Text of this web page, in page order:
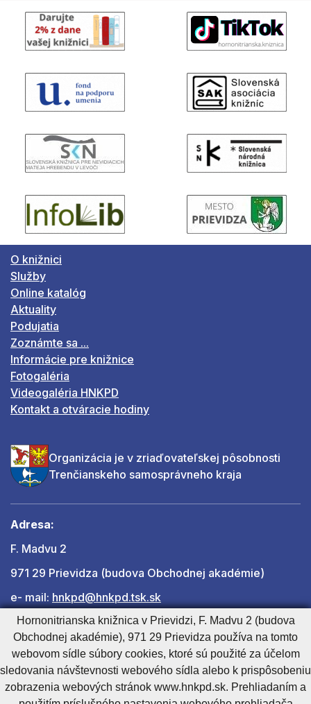
O knižnici
Služby
Online katalóg
Aktuality
Podujatia
Zoznámte sa ...
Informácie pre knižnice
Fotogaléria
Videogaléria HNKPD
Kontakt a otváracie hodiny
Organizácia je v zriaďovateľskej pôsobnosti
Trenčianskeho samosprávneho kraja
Adresa:
F. Madvu 2
971 29 Prievidza (budova Obchodnej akadémie)
e- mail: hnkpd@hnkpd.tsk.sk
Ďalšie kontakty
Cookies nastavenieCookies - viac informáciíVyhlásenie o prístupnosti
Hornonitrianska knižnica v Prievidzi, F. Madvu 2 (budova
Obchodnej akadémie), 971 29 Prievidza používa na tomto
webovom sídle súbory cookies, ktoré sú použité za účelom
sledovania návštevnosti webového sídla alebo k prispôsobeniu
zobrazenia webových stránok www.hnkpd.sk. Prehliadaním a